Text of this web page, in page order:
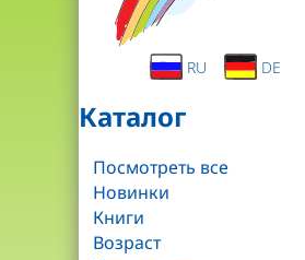
RU DE
Каталог
Посмотреть все
Новинки
Книги
Возраст